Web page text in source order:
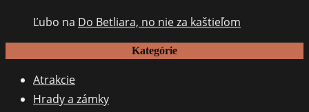
Ľubo na Do Betliara, no nie za kaštieľom
Kategórie
Atrakcie
Hrady a zámky